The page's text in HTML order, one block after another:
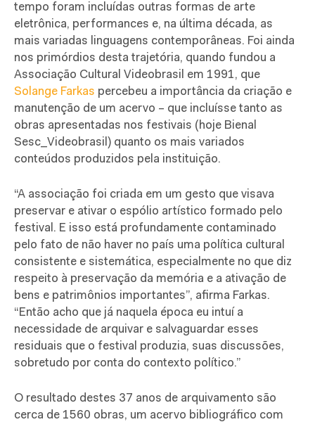
tempo foram incluídas outras formas de arte
eletrônica, performances e, na última década, as
mais variadas linguagens contemporâneas. Foi ainda
nos primórdios desta trajetória, quando fundou a
Associação Cultural Videobrasil em 1991, que
Solange Farkas percebeu a importância da criação e
manutenção de um acervo – que incluísse tanto as
obras apresentadas nos festivais (hoje Bienal
Sesc_Videobrasil) quanto os mais variados
conteúdos produzidos pela instituição.
“A associação foi criada em um gesto que visava
preservar e ativar o espólio artístico formado pelo
festival. E isso está profundamente contaminado
pelo fato de não haver no país uma política cultural
consistente e sistemática, especialmente no que diz
respeito à preservação da memória e a ativação de
bens e patrimônios importantes”, afirma Farkas.
“Então acho que já naquela época eu intuí a
necessidade de arquivar e salvaguardar esses
residuais que o festival produzia, suas discussões,
sobretudo por conta do contexto político.”
O resultado destes 37 anos de arquivamento são
cerca de 1560 obras, um acervo bibliográfico com